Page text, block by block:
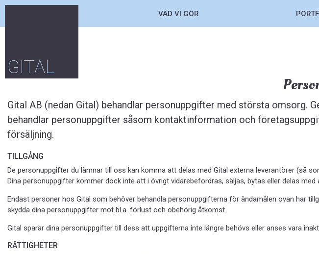
GITAL
VAD VI GÖR
Gital AB (nedan Gital) behandlar personuppgifter med största omsorg.
behandlar personuppgifter såsom kontaktinformation och
försäljning.
TILLGÅNG
De personuppgifter du lämnar till oss kan komma att delas med Gital externa leverantörer (så
Dina personuppgifter kommer dock inte att i övrigt vidarebefordras, säljas, bytas eller delas
Endast personer hos Gital som behöver behandla personuppgifterna för ändamålen ovan har
skydda dina personuppgifter mot bl.a. förlust och obehörig åtkomst.
Gital sparar dina personuppgifter till dess att uppgifterna inte längre behövs eller anses vara
RÄTTIGHETER